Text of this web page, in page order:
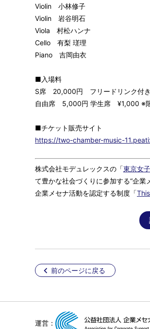
Violin 小林修子
Violin 岩谷明石
Viola 村松ハンナ
Cello 有梨 瑳理
Piano 吉岡由衣
■入場料
S席 20,000円 フリードリンク付
自由席 5,000円 学生席 ¥1,000 ※
■チケット販売サイト
https://two-chamber-music-
株式会社モデュレックスの「東京女
て豊かな社会づくりに参加する“企
企業メセナ活動を認定する制度「
前のページに戻る
運営：